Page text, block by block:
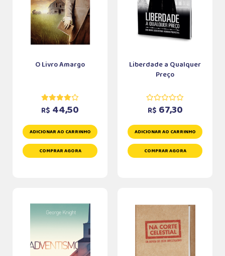
O Livro Amargo
R$ 44,50
ADICIONAR AO CARRINHO
COMPRAR AGORA
Liberdade a Qualquer
Preço
R$ 67,30
ADICIONAR AO CARRINHO
COMPRAR AGORA